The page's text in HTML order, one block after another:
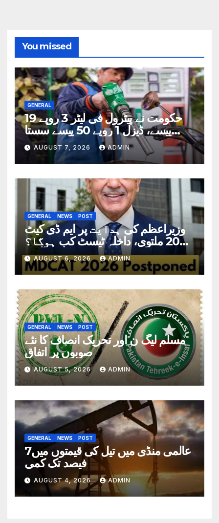
You missed
GENERAL
حکومت نے پیٹرول فی لیٹر 3 روپے 19
پیسے، ڈیزل 1 روپے 50 پیسے سستا
کردیا
AUGUST 7, 2026 ADMIN
GENERAL NEWS POST
وزیراعظم کی ہدایت پر ایم ڈی کیٹ
2026 ملتوی، داخلہ ٹیسٹ کب ہوگا؟
تاریخ سامنے آگئی
AUGUST 6, 2026 ADMIN
GENERAL NEWS POST
مسلم لیگ ن اور تحریک انصاف کا نئے
صوبوں پر اتفاق
AUGUST 5, 2026 ADMIN
GENERAL NEWS POST
عالمی منڈی میں تیل کی قیمتوں میں7
فیصد تک کمی
AUGUST 4, 2026 ADMIN